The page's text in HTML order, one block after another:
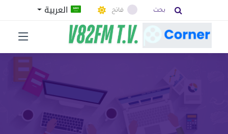
بحث فاتح العربية